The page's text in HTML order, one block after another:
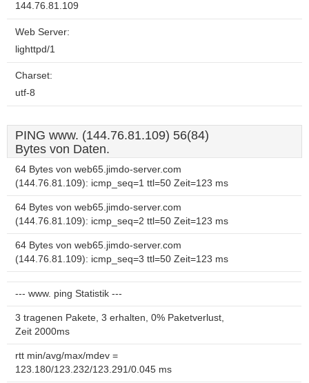
144.76.81.109
Web Server:
lighttpd/1
Charset:
utf-8
PING www. (144.76.81.109) 56(84)
Bytes von Daten.
64 Bytes von web65.jimdo-server.com
(144.76.81.109): icmp_seq=1 ttl=50 Zeit=123 ms
64 Bytes von web65.jimdo-server.com
(144.76.81.109): icmp_seq=2 ttl=50 Zeit=123 ms
64 Bytes von web65.jimdo-server.com
(144.76.81.109): icmp_seq=3 ttl=50 Zeit=123 ms
--- www. ping Statistik ---
3 tragenen Pakete, 3 erhalten, 0% Paketverlust,
Zeit 2000ms
rtt min/avg/max/mdev =
123.180/123.232/123.291/0.045 ms